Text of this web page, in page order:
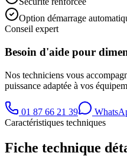
Option démarrage
Conseil expert
Besoin d'aide pour
Nos techniciens vous
puissance adaptée à vos
01 87 66 21 39
Caractéristiques techniques
Fiche technique